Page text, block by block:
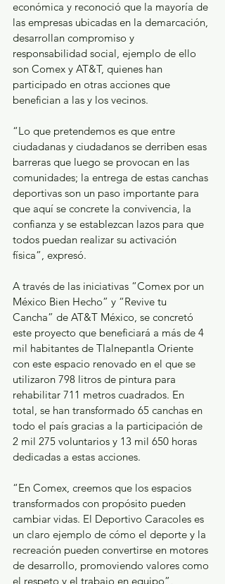
económica y reconoció que la mayoría de
las empresas ubicadas en la demarcación,
desarrollan compromiso y
responsabilidad social, ejemplo de ello
son Comex y AT&T, quienes han
participado en otras acciones que
benefician a las y los vecinos.
“Lo que pretendemos es que entre
ciudadanas y ciudadanos se derriben esas
barreras que luego se provocan en las
comunidades; la entrega de estas canchas
deportivas son un paso importante para
que aquí se concrete la convivencia, la
confianza y se establezcan lazos para que
todos puedan realizar su activación
física”, expresó.
A través de las iniciativas “Comex por un
México Bien Hecho” y “Revive tu
Cancha” de AT&T México, se concretó
este proyecto que beneficiará a más de 4
mil habitantes de Tlalnepantla Oriente
con este espacio renovado en el que se
utilizaron 798 litros de pintura para
rehabilitar 711 metros cuadrados. En
total, se han transformado 65 canchas en
todo el país gracias a la participación de
2 mil 275 voluntarios y 13 mil 650 horas
dedicadas a estas acciones.
“En Comex, creemos que los espacios
transformados con propósito pueden
cambiar vidas. El Deportivo Caracoles es
un claro ejemplo de cómo el deporte y la
recreación pueden convertirse en motores
de desarrollo, promoviendo valores como
el respeto y el trabajo en equipo”,